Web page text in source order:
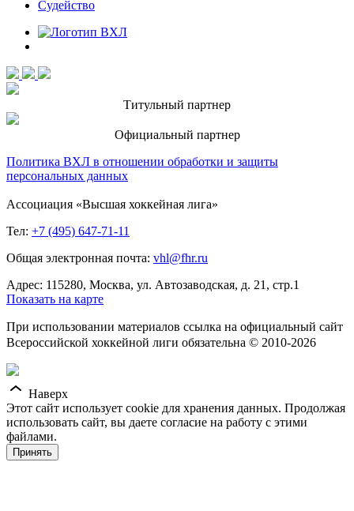
Судейство
Титульный партнер
Официальный партнер
Политика ВХЛ в отношении обработки и защиты
персональных данных
Ассоциация «Высшая хоккейная лига»
Тел: +7 (495) 647-71-11
Общая электронная почта: vhl@fhr.ru
Адрес: 115280, Москва, ул. Автозаводская, д. 21, стр.1
Показать на карте
При использовании материалов ссылка на официальный сайт
Всероссийской хоккейной лиги обязательна © 2010-2026
Наверх
Этот сайт использует cookie для хранения данных. Продолжая
использовать сайт, вы даете согласие на работу с этими
файлами.
Принять